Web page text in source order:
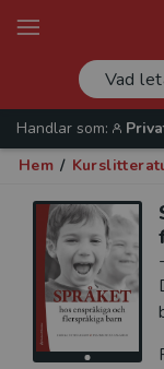
Handlar som:
Hem /